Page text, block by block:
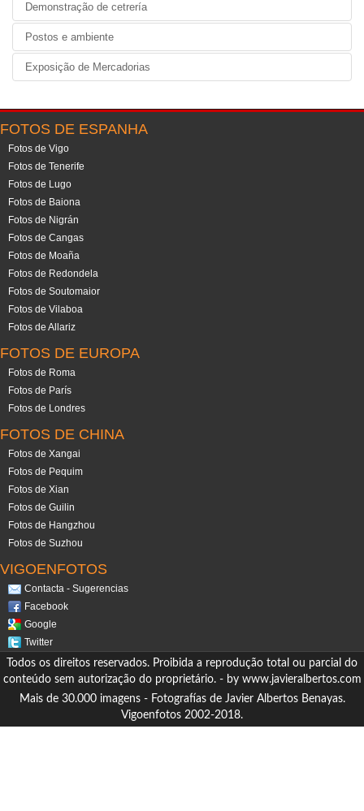
Demonstração de cetrería
Postos e ambiente
Exposição de Mercadorias
FOTOS DE ESPANHA
Fotos de Vigo
Fotos de Tenerife
Fotos de Lugo
Fotos de Baiona
Fotos de Nigrán
Fotos de Cangas
Fotos de Moaña
Fotos de Redondela
Fotos de Soutomaior
Fotos de Vilaboa
Fotos de Allariz
FOTOS DE EUROPA
Fotos de Roma
Fotos de París
Fotos de Londres
FOTOS DE CHINA
Fotos de Xangai
Fotos de Pequim
Fotos de Xian
Fotos de Guilin
Fotos de Hangzhou
Fotos de Suzhou
VIGOENFOTOS
Contacta - Sugerencias
Facebook
Google
Twitter
Todos os direitos reservados. Proibida a reprodução total ou parcial do
conteúdo sem autorização do proprietário. - by www.javieralbertos.com
Mais de 30.000 imagens - Fotografías de Javier Albertos Benayas.
Vigoenfotos 2002-2018.